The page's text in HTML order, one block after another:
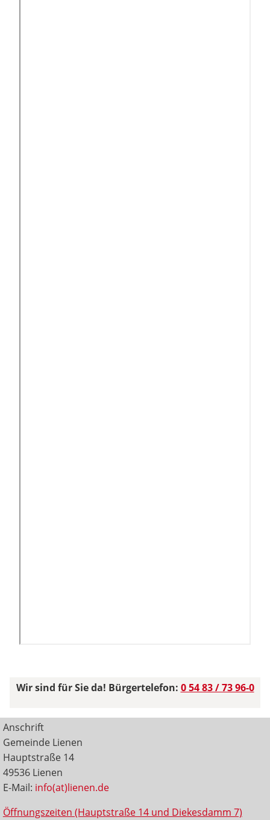
Wir sind für Sie da! Bürgertelefon: 0 54 83 / 73 96-0
Anschrift
Gemeinde Lienen
Hauptstraße 14
49536 Lienen
E-Mail: info(at)lienen.de
Öffnungszeiten (Hauptstraße 14 und Diekesdamm 7)